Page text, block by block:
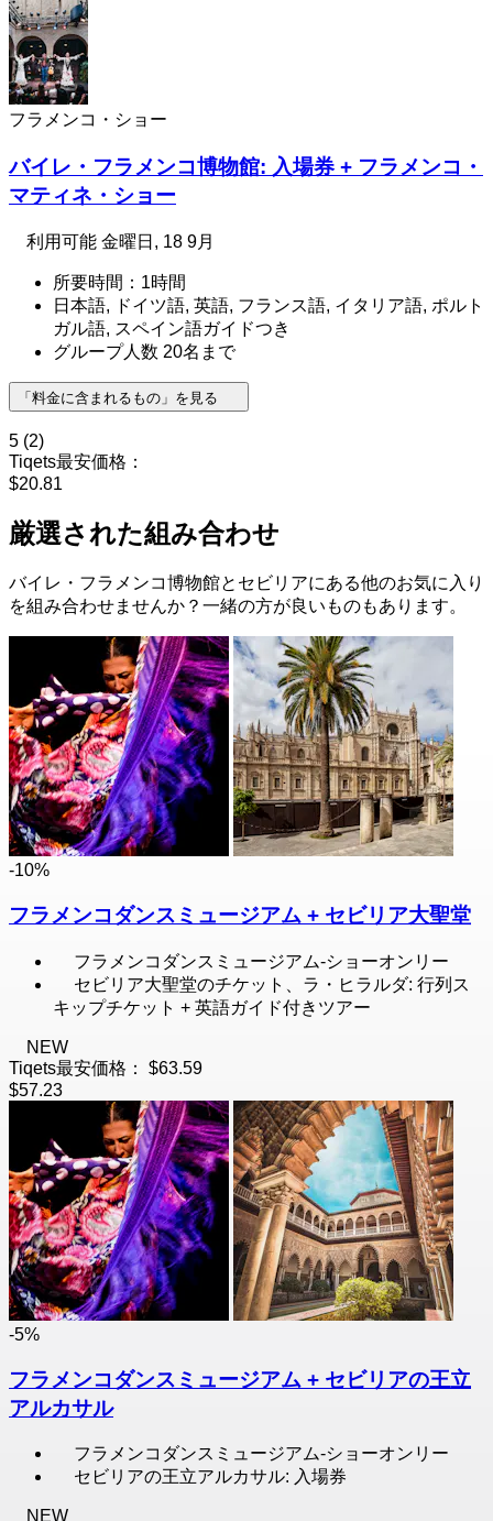
フラメンコ・ショー
バイレ・フラメンコ博物館: 入場券 + フラメンコ・
マティネ・ショー
利用可能 金曜日, 18 9月
所要時間：1時間
日本語, ドイツ語, 英語, フランス語, イタリア語, ポルト
ガル語, スペイン語ガイドつき
グループ人数 20名まで
「料金に含まれるもの」を見る
5 (2)
Tiqets最安価格：
$20.81
厳選された組み合わせ
バイレ・フラメンコ博物館とセビリアにある他のお気に入り
を組み合わせませんか？一緒の方が良いものもあります。
-10%
フラメンコダンスミュージアム + セビリア大聖堂
フラメンコダンスミュージアム-ショーオンリー
セビリア大聖堂のチケット、ラ・ヒラルダ: 行列ス
キップチケット + 英語ガイド付きツアー
NEW
Tiqets最安価格：
$63.59
$57.23
-5%
フラメンコダンスミュージアム + セビリアの王立
アルカサル
フラメンコダンスミュージアム-ショーオンリー
セビリアの王立アルカサル: 入場券
NEW